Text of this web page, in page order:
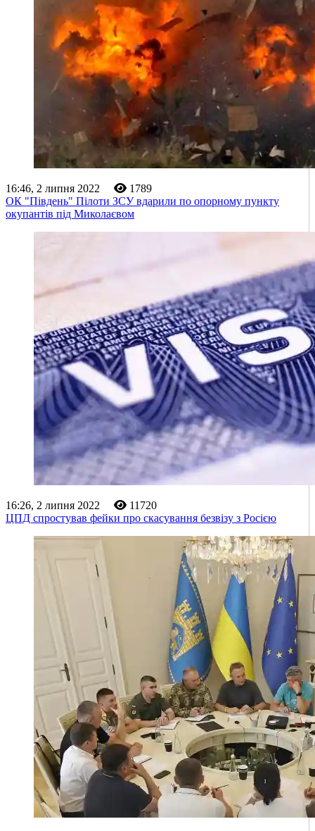
16:46, 2 липня 2022
1789
ОК "Південь" Пілоти ЗСУ вдарили по опорному пункту
окупантів під Миколаєвом
16:26, 2 липня 2022
11720
ЦПД спростував фейки про скасування безвізу з Росією